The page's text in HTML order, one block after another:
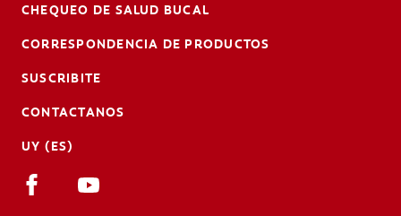
CHEQUEO DE SALUD BUCAL
CORRESPONDENCIA DE PRODUCTOS
SUSCRIBITE
CONTACTANOS
UY (ES)